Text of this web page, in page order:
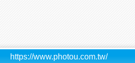
https://www.photou.com.tw/